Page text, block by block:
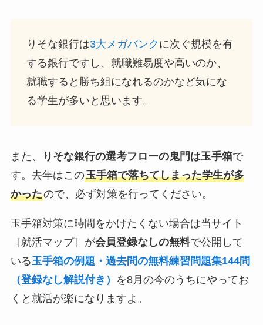
りそな銀行は3大メガバンク に次ぐ規模を有
する銀行ですし、就職難易度や高いのか、
就職すると勝ち組になれるのかなど気にな
る学生が多いと思います。
また、 りそな銀行の選考フローの鬼門は玉手箱で
す。去年はこの玉手箱で落ちてしまった学生が多
かったので、必ず対策を行ってください。
玉手箱対策に時間をかけたくない場合は当サイト
［就活マップ］が会員登録なしの無料で公開して
いる玉手箱の例題・過去問の無料練習問題集144問
（登録なし解説付き）
を8月の今のうちにやってお
くと就活が楽になりますよ。